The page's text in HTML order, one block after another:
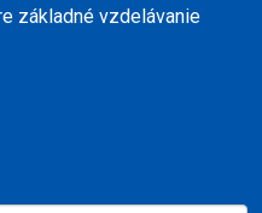
základné vzdelávanie